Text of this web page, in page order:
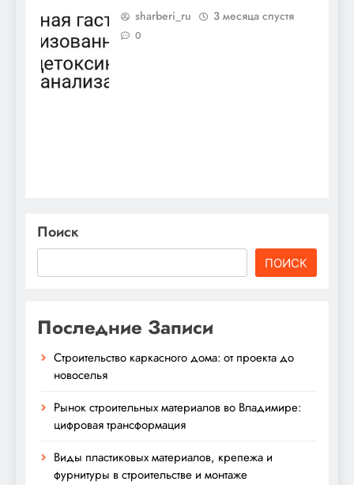
sharberi_ru 3 месяца спустя
0
Поиск
ПОИСК
Последние Записи
Строительство каркасного дома: от проекта до
новоселья
Рынок строительных материалов во Владимире:
цифровая трансформация
Виды пластиковых материалов, крепежа и
фурнитуры в строительстве и монтаже